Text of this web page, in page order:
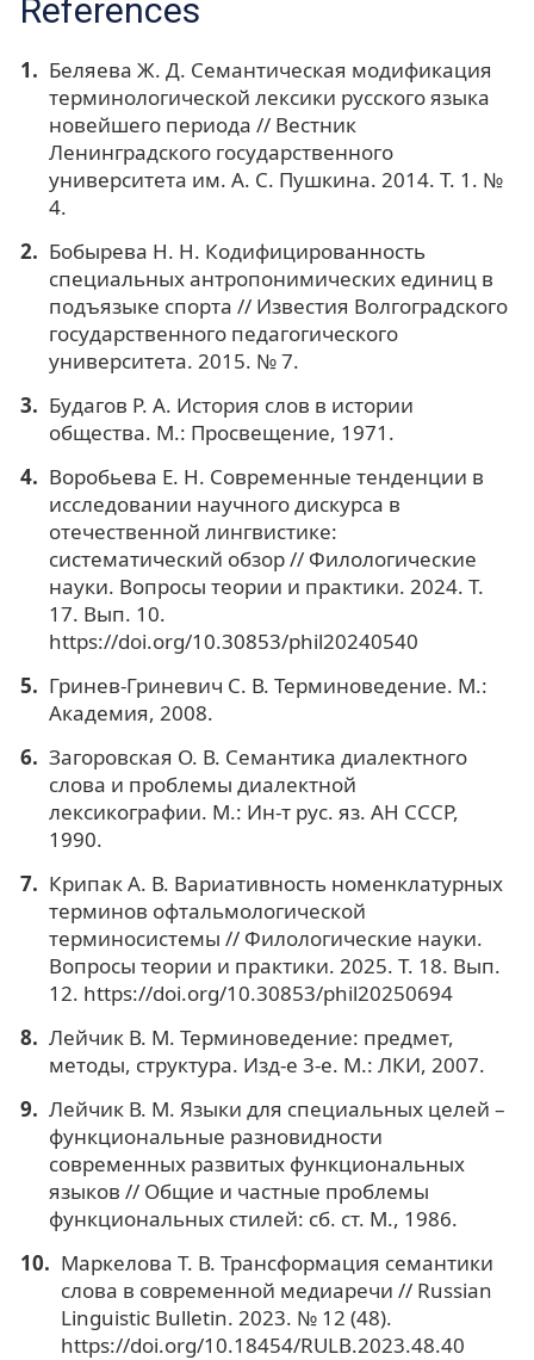
References
Беляева Ж. Д. Семантическая модификация
терминологической лексики русского языка
новейшего периода // Вестник
Ленинградского государственного
университета им. А. С. Пушкина. 2014. Т. 1. №
4.
Бобырева Н. Н. Кодифицированность
специальных антропонимических единиц в
подъязыке спорта // Известия Волгоградского
государственного педагогического
университета. 2015. № 7.
Будагов Р. А. История слов в истории
общества. М.: Просвещение, 1971.
Воробьева Е. Н. Современные тенденции в
исследовании научного дискурса в
отечественной лингвистике:
систематический обзор // Филологические
науки. Вопросы теории и практики. 2024. Т.
17. Вып. 10.
https://doi.org/10.30853/phil20240540
Гринев-Гриневич С. В. Терминоведение. М.:
Академия, 2008.
Загоровская О. В. Семантика диалектного
слова и проблемы диалектной
лексикографии. М.: Ин-т рус. яз. АН СССР,
1990.
Крипак А. В. Вариативность номенклатурных
терминов офтальмологической
терминосистемы // Филологические науки.
Вопросы теории и практики. 2025. Т. 18. Вып.
12. https://doi.org/10.30853/phil20250694
Лейчик В. М. Терминоведение: предмет,
методы, структура. Изд-е 3-е. М.: ЛКИ, 2007.
Лейчик В. М. Языки для специальных целей –
функциональные разновидности
современных развитых функциональных
языков // Общие и частные проблемы
функциональных стилей: сб. ст. М., 1986.
Маркелова Т. В. Трансформация семантики
слова в современной медиаречи // Russian
Linguistic Bulletin. 2023. № 12 (48).
https://doi.org/10.18454/RULB.2023.48.40